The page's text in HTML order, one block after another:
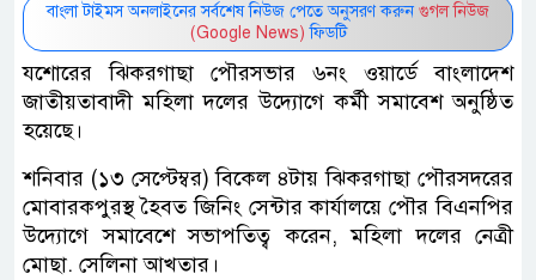
বাংলা টাইমস অনলাইনের সর্বশেষ নিউজ পেতে অনুসরণ করুন গুগল নিউজ
(Google News) ফিডটি
যশোরের ঝিকরগাছা পৌরসভার ৬নং ওয়ার্ডে বাংলাদেশ
জাতীয়তাবাদী মহিলা দলের উদ্যোগে কর্মী সমাবেশ অনুষ্ঠিত
হয়েছে।
শনিবার (১৩ সেপ্টেম্বর) বিকেল ৪টায় ঝিকরগাছা পৌরসদরের
মোবারকপুরস্থ হৈবত জিনিং সেন্টার কার্যালয়ে পৌর বিএনপির
উদ্যোগে সমাবেশে সভাপতিত্ব করেন, মহিলা দলের নেত্রী
মোছা. সেলিনা আখতার।